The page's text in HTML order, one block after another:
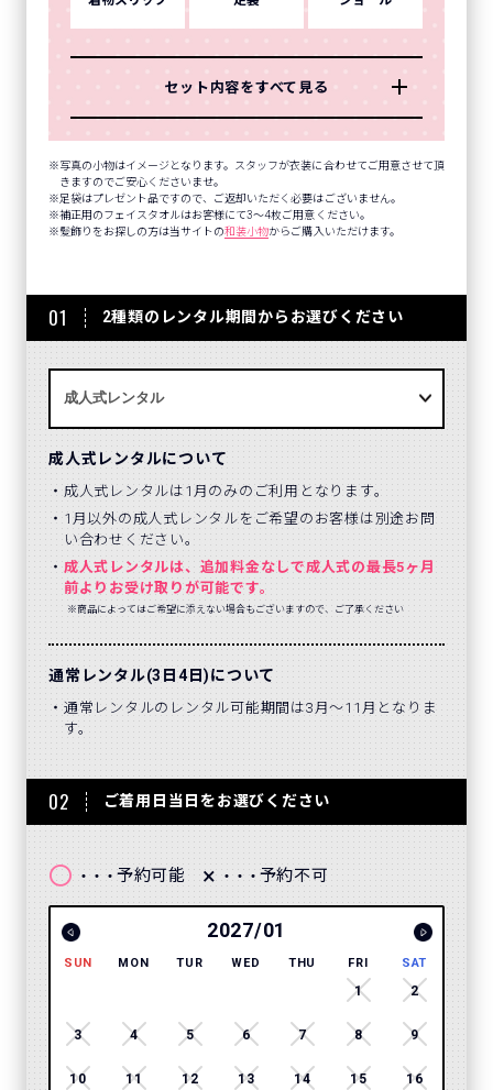
セット内容をすべて見る
写真の小物はイメージとなります。スタッフが衣装に合わせてご用意させて頂
きますのでご安心くださいませ。
足袋はプレゼント品ですので、ご返却いただく必要はございません。
補正用のフェイスタオルはお客様にて3～4枚ご用意ください。
髪飾りをお探しの方は当サイトの和装小物からご購入いただけます。
01 2種類のレンタル期間からお選びください
成人式レンタルについて
成人式レンタルは1月のみのご利用となります。
1月以外の成人式レンタルをご希望のお客様は別途お問
い合わせください。
成人式レンタルは、追加料金なしで成人式の最長5ヶ月
前よりお受け取りが可能です。
※商品によってはご希望に添えない場合もございますので、ご了承ください
通常レンタル(3日4日)について
通常レンタルのレンタル可能期間は3月～11月となりま
す。
02 ご着用日当日をお選びください
〇 ・・・ 予約可能 × ・・・ 予約不可
2027/01
SUN MON TUR WED THU FRI SAT
1 2
3 4 5 6 7 8 9
10 11 12 13 14 15 16
SUN
14